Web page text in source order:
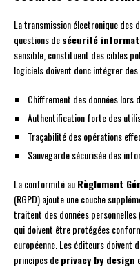
La transmission électronique des
questions desécurité
sensible, constituent des cibles
logiciels doivent donc intégrer
Chiffrement des données lors
Authentification forte des
Traçabilité des opérations
Sauvegarde sécurisée des
La conformité auRèglement
(RGPD) ajoute une couche
traitent des données
qui doivent être protégées
européenne. Les éditeurs doivent
principes deprivacy by design